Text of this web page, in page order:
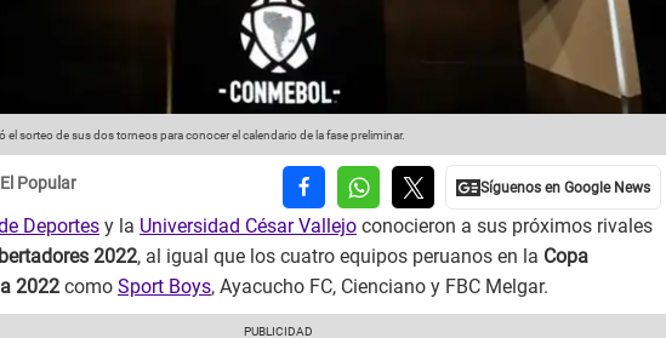
el sorteo de sus dos torneos para conocer el calendario de la fase preliminar.
Popular
Deportes y la Universidad César Vallejo conocieron a sus próximos rivales
2022, al igual que los cuatro equipos peruanos en la Copa
2022 como Sport Boys, Ayacucho FC, Cienciano y FBC Melgar.